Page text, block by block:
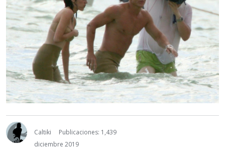
Caltiki
Publicaciones: 1,439
diciembre 2019